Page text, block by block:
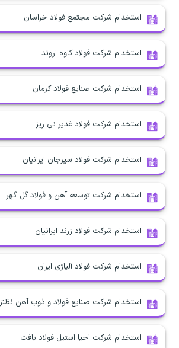
استخدام شرکت مجتمع فولاد خراسان
استخدام شرکت فولاد کاوه اروند
استخدام شرکت صنایع فولاد کرمان
استخدام شرکت فولاد غدیر نی ریز
استخدام شرکت فولاد سیرجان ایرانیان
استخدام شرکت توسعه آهن و فولاد گل گهر
استخدام شرکت فولاد زرند ایرانیان
استخدام شرکت فولاد آلیاژی ایران
استخدام شرکت صنایع فولاد و ذوب آهن نظنز
استخدام شرکت احیا استیل فولاد بافت